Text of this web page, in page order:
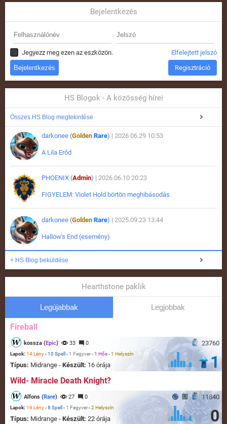
Bejelentkezés
Jegyezz meg ezen az eszközön. Elfelejtett jelszó
Regisztráció
HS Blogok - A közösség hírei
Összes HS Blog megtekintése
darkonee (Golden Rare) | 2026.06.29 10:53
A Lila Erőd
PHOENIX (Admin) | 2026.06.10 20:23
FIGYELEM: Violet Hold börtön meghibásodás
darkonee (Golden Rare) | 2025.09.23 13:44
Hallow's End (esemény)
+ HS Blog beküldése
Hearthstone paklik
Legújabbak Legjobbak
Fireball
23760
kossza (Epic) 33 0
Lapok: 14 Lény-10 Spell - 1 Fegyver-1 Hős-1 Helyszín
Típus: Midrange - Készült: 16 órája 1
Wild- Miracle Death Knight?
11840
Alfons (Rare) 27 0
Lapok: 19 Lény-8 Spell - 1 Fegyver-2 Helyszín
Típus: Midrange - Készült: 22 órája 0